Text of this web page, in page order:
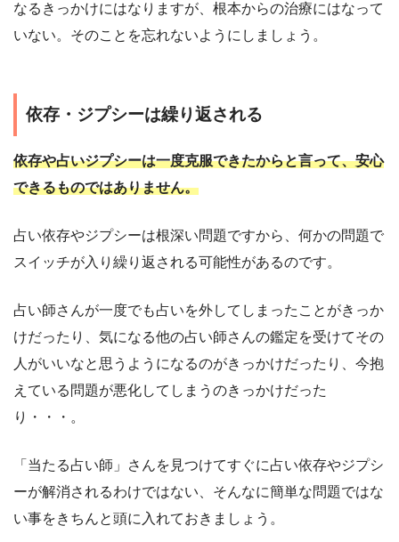
なるきっかけにはなりますが、根本からの治療にはなって
いない。そのことを忘れないようにしましょう。
依存・ジプシーは繰り返される
依存や占いジプシーは一度克服できたからと言って、安心
できるものではありません。
占い依存やジプシーは根深い問題ですから、何かの問題で
スイッチが入り繰り返される可能性があるのです。
占い師さんが一度でも占いを外してしまったことがきっか
けだったり、気になる他の占い師さんの鑑定を受けてその
人がいいなと思うようになるのがきっかけだったり、今抱
えている問題が悪化してしまうのきっかけだった
り・・・。
「当たる占い師」さんを見つけてすぐに占い依存やジプシ
ーが解消されるわけではない、そんなに簡単な問題ではな
い事をきちんと頭に入れておきましょう。